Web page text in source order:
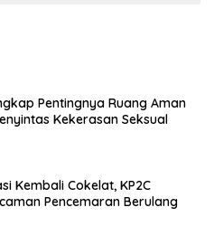
Pentingnya Ruang Aman
Kekerasan Seksual
Kembali Cokelat, KP2C
Pencemaran Berulang